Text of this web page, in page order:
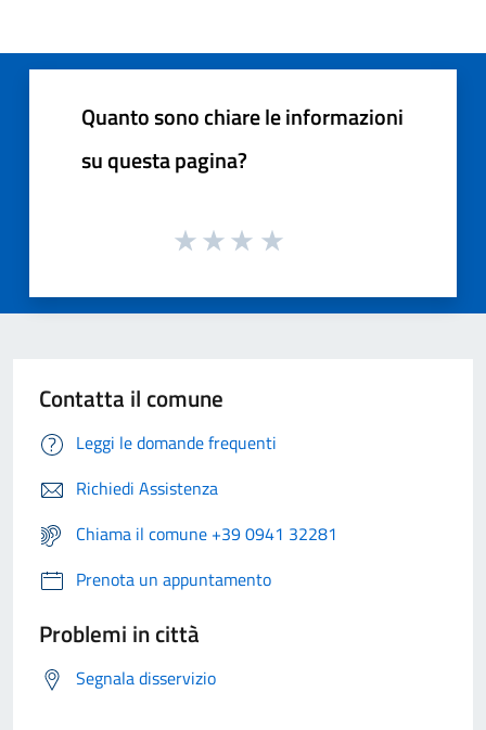
Quanto sono chiare le informazioni
su questa pagina?
Contatta il comune
Leggi le domande frequenti
Richiedi Assistenza
Chiama il comune +39 0941 32281
Prenota un appuntamento
Problemi in città
Segnala disservizio